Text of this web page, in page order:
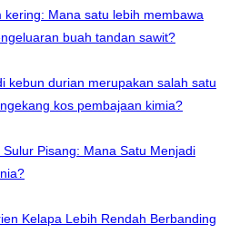
kering: Mana satu lebih membawa
buah tandan sawit?
kebun durian merupakan salah satu
kos pembajaan kimia?
Pisang: Mana Satu Menjadi
Kelapa Lebih Rendah Berbanding